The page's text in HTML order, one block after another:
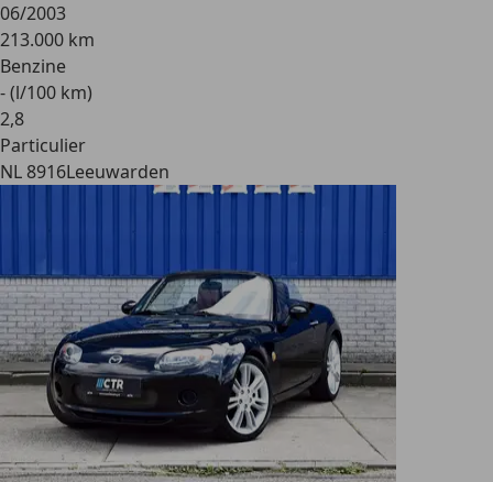
06/2003
213.000 km
Benzine
- (l/100 km)
2,8
Particulier
NL 8916Leeuwarden